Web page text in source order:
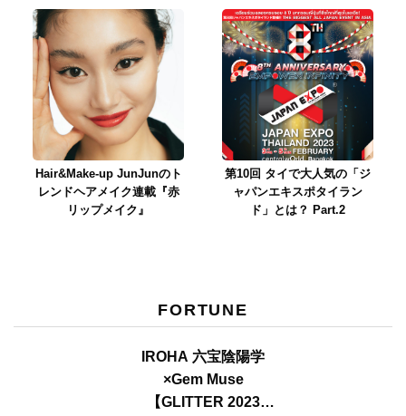
Hair&Make-up JunJunのト
レンドヘアメイク連載『赤
リップメイク』
第10回 タイで大人気の「ジ
ャパンエキスポタイラン
ド」とは？ Part.2
FORTUNE
IROHA 六宝陰陽学
×Gem Muse
【GLITTER 2023